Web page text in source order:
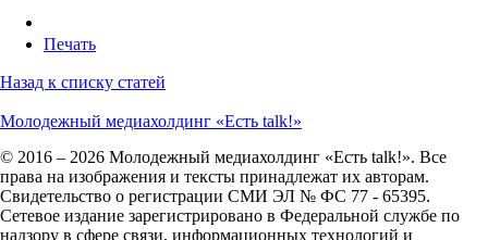
Печать
Назад к списку статей
Молодежный медиахолдинг «Есть talk!»
© 2016 – 2026 Молодежный медиахолдинг «Есть talk!». Все
права на изображения и тексты принадлежат их авторам.
Свидетельство о регистрации СМИ ЭЛ № ФС 77 - 65395.
Сетевое издание зарегистрировано в Федеральной службе по
надзору в сфере связи, информационных технологий и